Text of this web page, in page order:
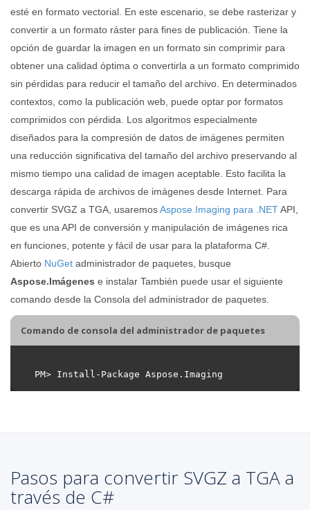
esté en formato vectorial. En este escenario, se debe rasterizar y
convertir a un formato ráster para fines de publicación. Tiene la
opción de guardar la imagen en un formato sin comprimir para
obtener una calidad óptima o convertirla a un formato comprimido
sin pérdidas para reducir el tamaño del archivo. En determinados
contextos, como la publicación web, puede optar por formatos
comprimidos con pérdida. Los algoritmos especialmente
diseñados para la compresión de datos de imágenes permiten
una reducción significativa del tamaño del archivo preservando al
mismo tiempo una calidad de imagen aceptable. Esto facilita la
descarga rápida de archivos de imágenes desde Internet. Para
convertir SVGZ a TGA, usaremosAspose.Imaging para .NETAPI,
que es una API de conversión y manipulación de imágenes rica
en funciones, potente y fácil de usar para la plataforma C#.
Abierto NuGet administrador de paquetes, busque
Aspose.Imágenes e instalar También puede usar el siguiente
comando desde la Consola del administrador de paquetes.
Comando de consola del administrador de paquetes
Pasos para convertir SVGZ a TGA a
través de C#